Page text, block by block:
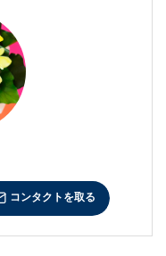
コンタクトを取る